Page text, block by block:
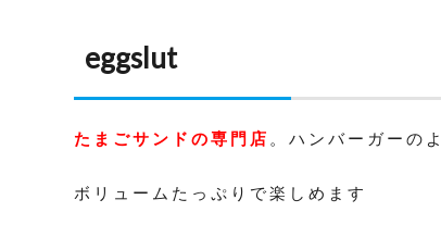
eggslut
たまごサンドの専門店 。ハンバーガーの
ボリュームたっぷりで楽しめます